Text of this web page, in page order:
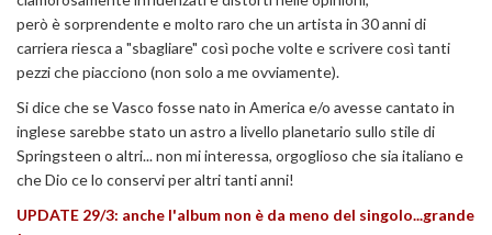
però è sorprendente e molto raro che un artista in 30 anni di
carriera riesca a "sbagliare" così poche volte e scrivere così tanti
pezzi che piacciono (non solo a me ovviamente).
Si dice che se Vasco fosse nato in America e/o avesse cantato in
inglese sarebbe stato un astro a livello planetario sullo stile di
Springsteen o altri... non mi interessa, orgoglioso che sia italiano e
che Dio ce lo conservi per altri tanti anni!
UPDATE 29/3: anche l'album non è da meno del singolo...grande